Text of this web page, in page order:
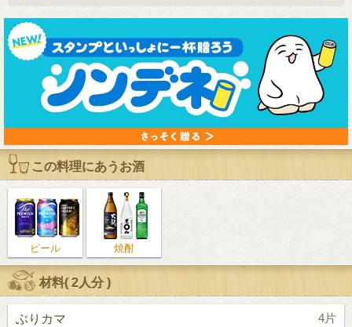
この料理にあうお酒
ビール 焼酎
材料(2人分)
ぶりカマ 4片